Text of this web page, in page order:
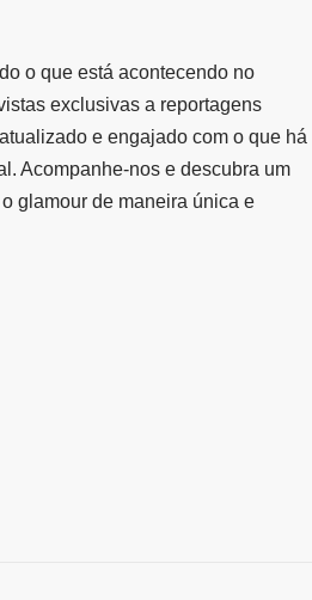
o que está acontecendo no
exclusivas a reportagens
e engajado com o que há
Acompanhe-nos e descubra um
glamour de maneira única e